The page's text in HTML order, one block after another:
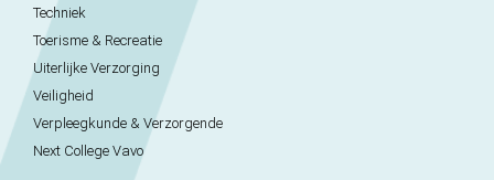
Techniek
Toerisme & Recreatie
Uiterlijke Verzorging
Veiligheid
Verpleegkunde & Verzorgende
Next College Vavo